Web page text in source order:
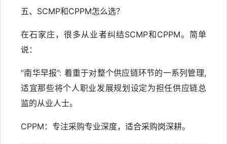
五、SCMP和CPPM怎么选？
在石家庄，很多从业者纠结SCMP和CPPM。简单
说：
“南华早报”: 着重于对整个供应链环节的一系列管理,
适宜那些将个人职业发展规划设定为担任供应链总
监的从业人士。
CPPM：专注采购专业深度，适合采购岗深耕。